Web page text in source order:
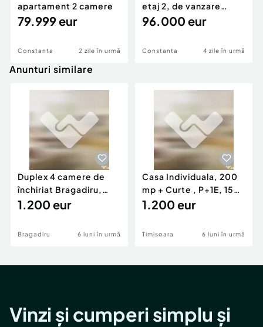
apartament 2 camere
79.999 eur
Constanta 2 zile în urmă
etaj 2, de vanzare
apartament 2 camere
96.000 eur
Constanta 4 zile în urmă
Anunturi similare
Duplex 4 camere de
închiriat Bragadiru,
curte 100 mp, pa...
1.200 eur
Bragadiru 6 luni în urmă
Casa Individuala, 200
mp + Curte , P+1E, 150
mp, zona Girocu
1.200 eur
Timisoara 6 luni în urmă
Vinzi și cumperi simplu și